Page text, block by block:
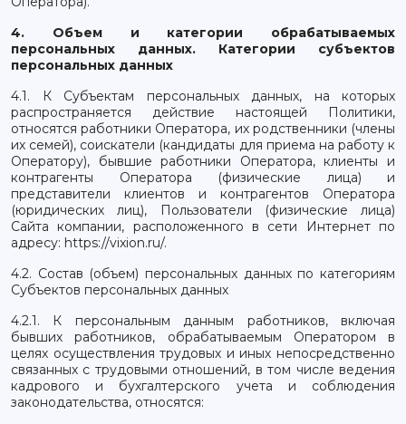
4. Объем и категории обрабатываемых
персональных данных. Категории субъектов
персональных данных
4.1. К Субъектам персональных данных, на которых
распространяется действие настоящей Политики,
относятся работники Оператора, их родственники (члены
их семей), соискатели (кандидаты для приема на работу к
Оператору), бывшие работники Оператора, клиенты и
контрагенты Оператора (физические лица) и
представители клиентов и контрагентов Оператора
(юридических лиц), Пользователи (физические лица)
Сайта компании, расположенного в сети Интернет по
адресу: https://vixion.ru/.
4.2. Состав (объем) персональных данных по категориям
Субъектов персональных данных
4.2.1. К персональным данным работников, включая
бывших работников, обрабатываемым Оператором в
целях осуществления трудовых и иных непосредственно
связанных с трудовыми отношений, в том числе ведения
кадрового и бухгалтерского учета и соблюдения
законодательства, относятся: